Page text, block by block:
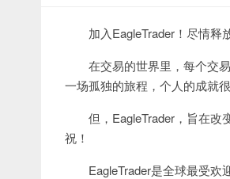
加入EagleTrader！尽情释
在交易的世界里，每个交
一场孤独的旅程，个人的成就很
但，EagleTrader，旨在
祝！
EagleTrader是全球最受欢